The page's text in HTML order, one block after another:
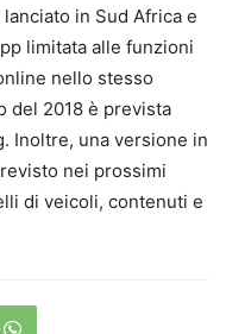
in Sud Africa e
limitata alle funzioni
nello stesso
del 2018 è prevista
Inoltre, una versione in
nei prossimi
di veicoli, contenuti e